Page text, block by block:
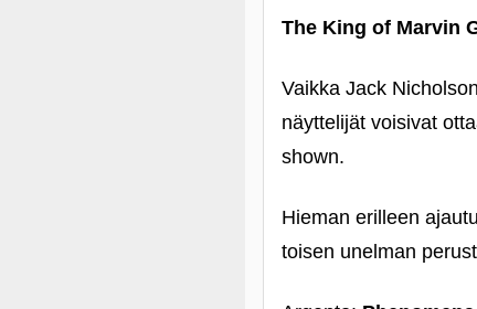
The King of Marvin
Vaikka Jack
näyttelijät voisivat
shown.
Hieman erilleen
toisen unelman